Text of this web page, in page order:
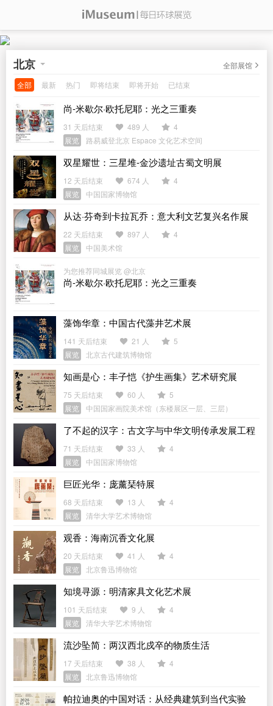
北京
全部 最新 热门 即将结束 即将开始 已结束
全部展馆
尚-米歇尔·欧托尼耶：光之三重奏
31 天后结束 489 人
4
展览
路易威登北京 Espace 文化艺术空间
双星耀世：三星堆-金沙遗址古蜀文明展
12 天后结束 674 人
4
展览
中国国家博物馆
从达·芬奇到卡拉瓦乔：意大利文艺复兴名作展
22 天后结束 897 人
4
展览
中国美术馆
为您推荐同城展览 @北京
尚-米歇尔·欧托尼耶：光之三重奏
藻饰华章：中国古代藻井艺术展
141 天后结束 21 人
5
展览
北京古代建筑博物馆
知画是心：丰子恺《护生画集》艺术研究展
75 天后结束 60 人
5
展览
中国国家画院美术馆（东楼展区一层、三层）
了不起的汉字：古文字与中华文明传承发展工程
「十四五」成果展
71 天后结束 33 人
4
展览
中国国家博物馆
巨匠光华：庞薰琹特展
68 天后结束 13 人
4
展览
清华大学艺术博物馆
观香：海南沉香文化展
20 天后结束 41 人
4
展览
北京鲁迅博物馆
知境寻源：明清家具文化艺术展
101 天后结束 9 人
4
展览
清华大学艺术博物馆
流沙坠简：两汉西北戍卒的物质生活
17 天后结束 38 人
4
展览
北京鲁迅博物馆
帕拉迪奥的中国对话：从经典建筑到当代实验